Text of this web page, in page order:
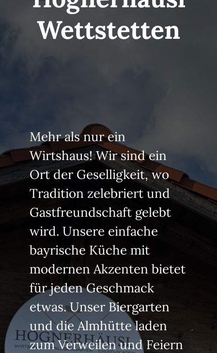
Almhütte
Über unsWettstetten
Mehr als nur ein
Wirtshaus! Wir sind ein
Ort der Geselligkeit, wo
Tradition zelebriert und
Gastfreundschaft gelebt
wird. Unsere einfache
bayrische Küche mit
modernen Akzenten bietet
für jeden Geschmack
etwas. Unser Biergarten
und die Almhütte laden
zum Verweilen und Feiern